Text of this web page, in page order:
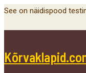
Skip
See on näidispood
Main
Menu